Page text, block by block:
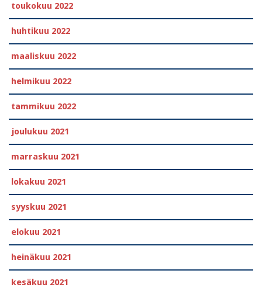
toukokuu 2022
huhtikuu 2022
maaliskuu 2022
helmikuu 2022
tammikuu 2022
joulukuu 2021
marraskuu 2021
lokakuu 2021
syyskuu 2021
elokuu 2021
heinäkuu 2021
kesäkuu 2021